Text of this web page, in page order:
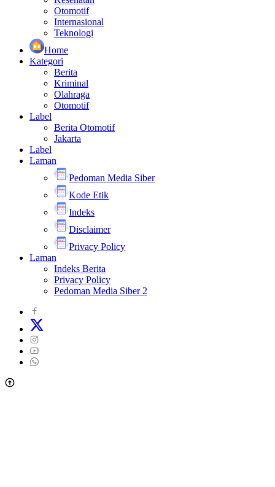
Otomotif
Internasional
Teknologi
Home
Kategori
Berita
Kriminal
Olahraga
Otomotif
Label
Berita Otomotif
Jakarta
Label
Laman
Pedoman Media Siber
Kode Etik
Indeks
Disclaimer
Privacy Policy
Laman
Indeks Berita
Privacy Policy
Pedoman Media Siber 2